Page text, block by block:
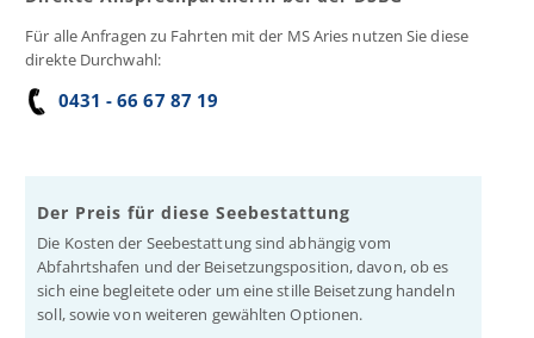
Für alle Anfragen zu Fahrten mit der MS Aries nutzen Sie diese
direkte Durchwahl:
0431 - 66 67 87 19
Der Preis für diese Seebestattung
Die Kosten der Seebestattung sind abhängig vom
Abfahrtshafen und der Beisetzungsposition, davon, ob es
sich eine begleitete oder um eine stille Beisetzung handeln
soll, sowie von weiteren gewählten Optionen.